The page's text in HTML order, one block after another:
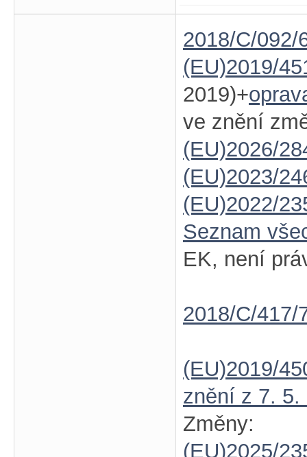
2018/C/092/
(EU)2019/
2019)+
ve znění
(EU)2026/
(EU)2023/
(EU)2022/
Seznam
EK, není
2018/C/417/
(EU)2019/
znění z 7. 5.
Změny:
(EU)2025/